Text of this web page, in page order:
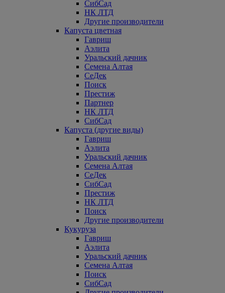
СибСад
НК ЛТД
Другие производители
Капуста цветная
Гавриш
Аэлита
Уральский дачник
Семена Алтая
СеДек
Поиск
Престиж
Партнер
НК ЛТД
СибСад
Капуста (другие виды)
Гавриш
Аэлита
Уральский дачник
Семена Алтая
СеДек
СибСад
Престиж
НК ЛТД
Поиск
Другие производители
Кукуруза
Гавриш
Аэлита
Уральский дачник
Семена Алтая
Поиск
СибСад